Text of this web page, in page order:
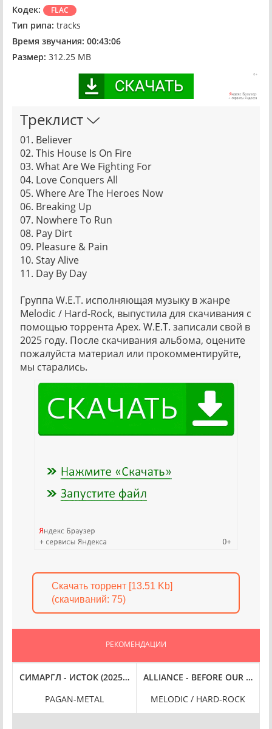
Кодек:
FLAC
Тип рипа: tracks
Время звучания: 00:43:06
Размер: 312.25 MB
Треклист
01. Believer
02. This House Is On Fire
03. What Are We Fighting For
04. Love Conquers All
05. Where Are The Heroes Now
06. Breaking Up
07. Nowhere To Run
08. Pay Dirt
09. Pleasure & Pain
10. Stay Alive
11. Day By Day
Группа W.E.T. исполняющая музыку в жанре
Melodic / Hard-Rock, выпустила для скачивания с
помощью торрента Apex. W.E.T. записали свой в
2025 году. После скачивания альбома, оцените
пожалуйста материал или прокомментируйте,
мы старались.
Скачать торрент [13.51 Kb]
(cкачиваний: 75)
РЕКОМЕНДАЦИИ
WEEK 12 (2025) FLAC
СИМАРГЛ - ИСТОК (2025) FLAC
PAGAN-METAL
ALLIANCE - BEFORE OUR EYES
MELODIC / HARD-ROCK